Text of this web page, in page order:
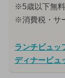
※5歳以下無料
※消費税・サ
ランチビュッ
ディナービュ